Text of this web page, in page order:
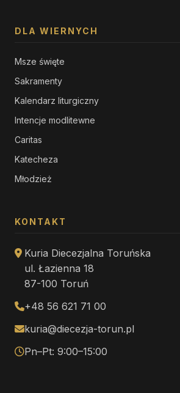
DLA WIERNYCH
Msze święte
Sakramenty
Kalendarz liturgiczny
Intencje modlitewne
Caritas
Katecheza
Młodzież
KONTAKT
Kuria Diecezjalna Toruńska
ul. Łazienna 18
87-100 Toruń
+48 56 621 71 00
kuria@diecezja-torun.pl
Pn–Pt: 9:00–15:00